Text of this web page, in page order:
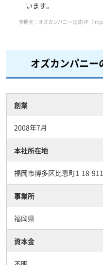
います。
参照元：オズカンパニー公式HP（
オズカンパニー
創業
2008年7月
本社所在地
福岡市博多区比恵町1-18-911
事業所
福岡県
資本金